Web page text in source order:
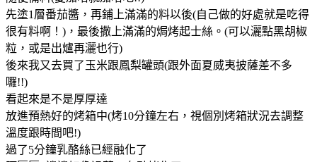
先塗1層番茄醬，再鋪上滿滿的料以後(自己做的好處就是吃得
很有料啊！)，最後撒上滿滿的焗烤起士絲。(可以灑點黑胡椒
粒，或是出爐再灑也行)
後來我又去買了玉米跟鳳梨罐頭(跟外面夏威夷披薩差不多
囉!!)
看起來是不是厚厚達
放進預熱好的烤箱中(烤10分鐘左右，視個別烤箱狀況去調整
溫度跟時間吧!)
過了5分鐘乳酪絲已經融化了